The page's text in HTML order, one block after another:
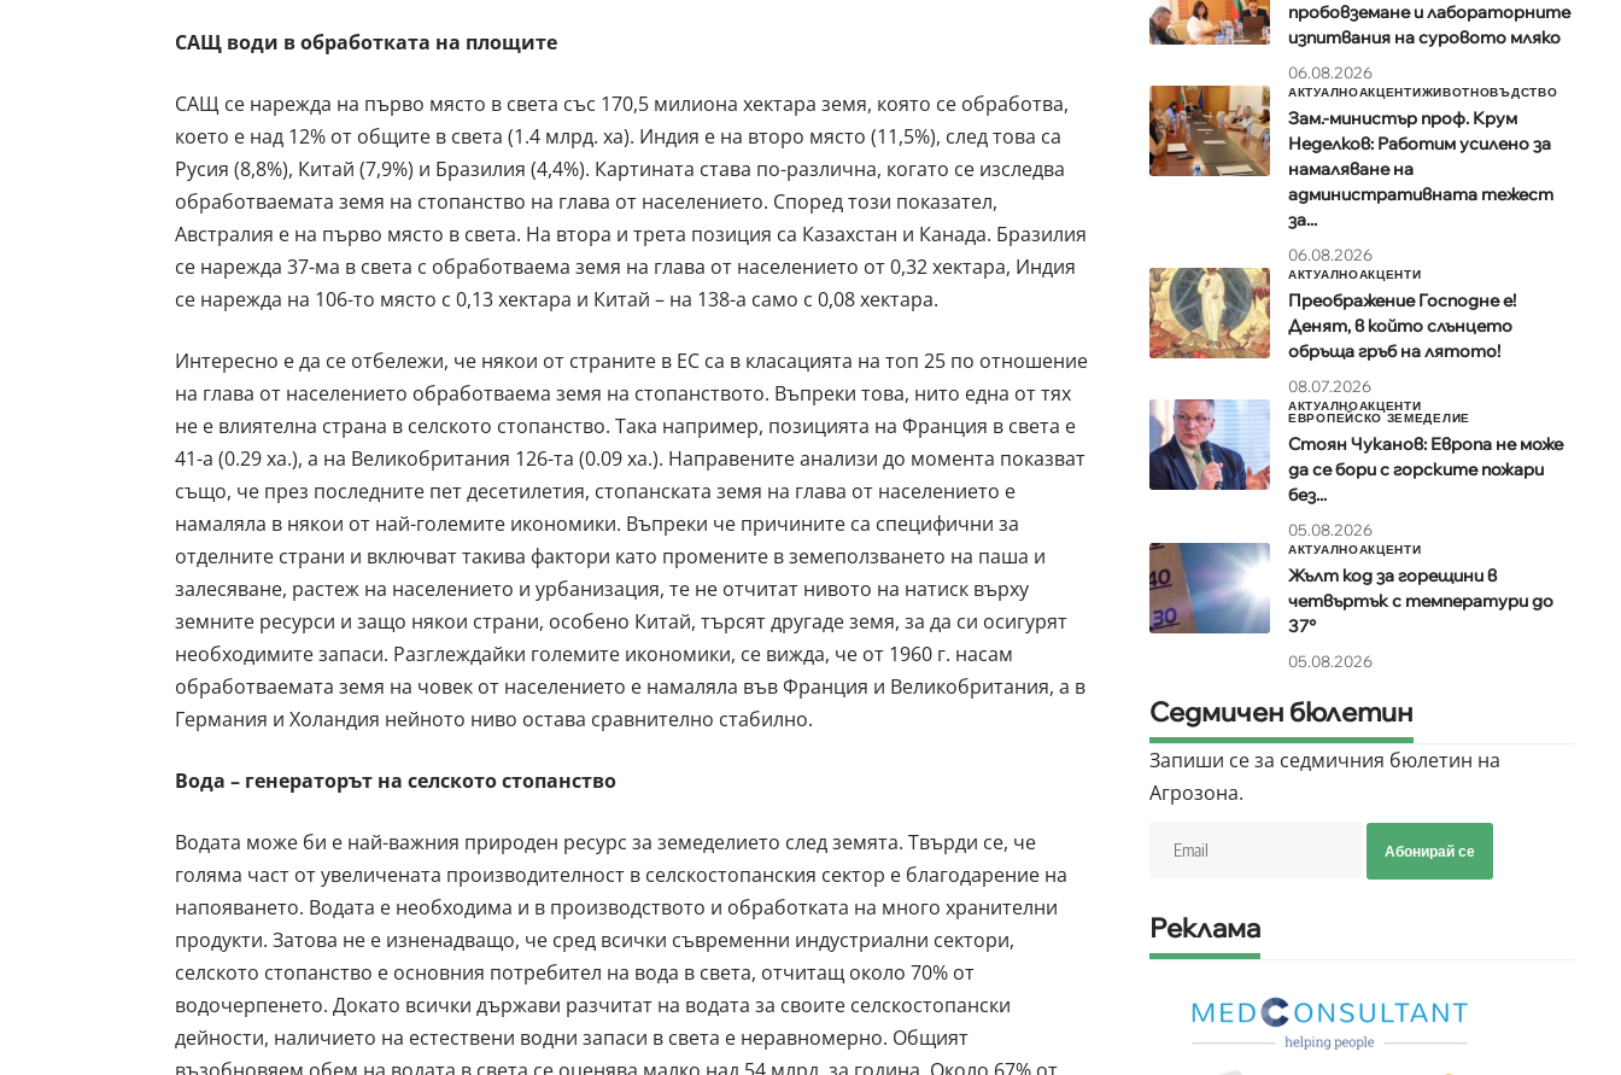
САЩ води в обработката на площите
САЩ се нарежда на първо място в света със 170,5 милиона хектара земя, която се обработва,
което е над 12% от общите в света (1.4 млрд. ха). Индия е на второ място (11,5%), след това са
Русия (8,8%), Китай (7,9%) и Бразилия (4,4%). Картината става по-различна, когато се изследва
обработваемата земя на стопанство на глава от населението. Според този показател,
Австралия е на първо място в света. На втора и трета позиция са Казахстан и Канада. Бразилия
се нарежда 37-ма в света с обработваема земя на глава от населението от 0,32 хектара, Индия
се нарежда на 106-то място с 0,13 хектара и Китай – на 138-а само с 0,08 хектара.
Интересно е да се отбележи, че някои от страните в ЕС са в класацията на топ 25 по отношение
на глава от населението обработваема земя на стопанството. Въпреки това, нито една от тях
не е влиятелна страна в селското стопанство. Така например, позицията на Франция в света е
41-а (0.29 ха.), а на Великобритания 126-та (0.09 ха.). Направените анализи до момента показват
също, че през последните пет десетилетия, стопанската земя на глава от населението е
намаляла в някои от най-големите икономики. Въпреки че причините са специфични за
отделните страни и включват такива фактори като промените в земеползването на паша и
залесяване, растеж на населението и урбанизация, те не отчитат нивото на натиск върху
земните ресурси и защо някои страни, особено Китай, търсят другаде земя, за да си осигурят
необходимите запаси. Разглеждайки големите икономики, се вижда, че от 1960 г. насам
обработваемата земя на човек от населението е намаляла във Франция и Великобритания, а в
Германия и Холандия нейното ниво остава сравнително стабилно.
Вода – генераторът на селското стопанство
Водата може би е най-важния природен ресурс за земеделието след земята. Твърди се, че
голяма част от увеличената производителност в селскостопанския сектор е благодарение на
напояването. Водата е необходима и в производството и обработката на много хранителни
продукти. Затова не е изненадващо, че сред всички съвременни индустриални сектори,
селското стопанство е основния потребител на вода в света, отчитащ около 70% от
водочерпенето. Докато всички държави разчитат на водата за своите селскостопански
дейности, наличието на естествени водни запаси в света е неравномерно. Общият
пробовземане и лабораторните
изпитвания на суровото мляко
06.08.2026
АКТУАЛНОАКЦЕНТИЖИВОТНОВЪДСТВО
Зам.-министър проф. Крум
Неделков: Работим усилено за
намаляване на
административната тежест
за...
06.08.2026
АКТУАЛНОАКЦЕНТИ
Преображение Господне е!
Денят, в който слънцето
обръща гръб на лятото!
08.07.2026
АКТУАЛНОАКЦЕНТИ
ЕВРОПЕЙСКО ЗЕМЕДЕЛИЕ
Стоян Чуканов: Европа не може
да се бори с горските пожари
без...
05.08.2026
АКТУАЛНОАКЦЕНТИ
Жълт код за горещини в
четвъртък с температури до
37°
05.08.2026
Седмичен бюлетин
Запиши се за седмичния бюлетин на
Агрозона.
Абонирай се
Реклама